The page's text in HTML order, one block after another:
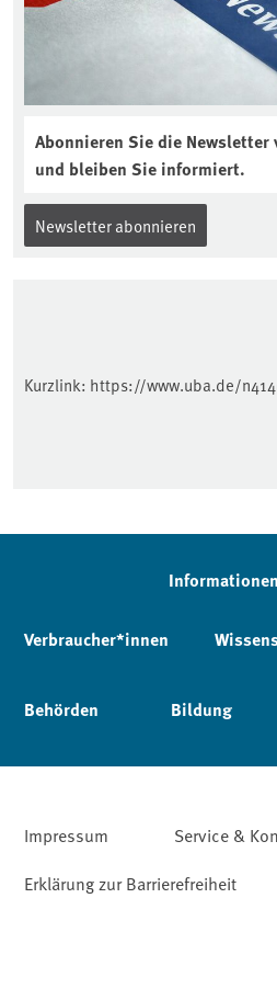
Abonnieren Sie die
und bleiben Sie informiert.
Newsletter abonnieren
Kurzlink: https://www.uba.de/
Verbraucher*innen
Behörden Bildung
Impressum Service &
Erklärung zur Barrierefreiheit